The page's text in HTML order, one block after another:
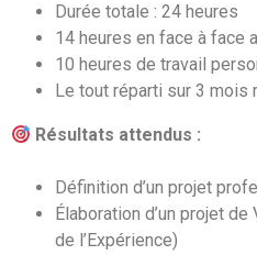
Durée totale : 24 heures
14 heures en face à face
10 heures de travail
Le tout réparti sur 3 mois
Résultats attendus :
Définition d’un projet
Élaboration d’un projet
de l’Expérience)